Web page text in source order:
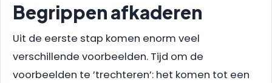
Begrippen afkaderen
Uit de eerste stap komen enorm veel
verschillende voorbeelden. Tijd om de
voorbeelden te ’trechteren’: het komen tot een